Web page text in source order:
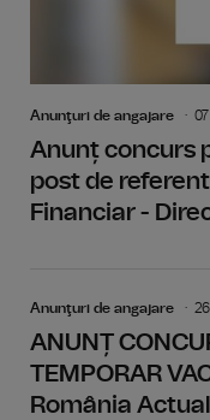
Anunţuri de angajare
Anunț concurs
post de
Financiar -
Anunţuri de angajare
ANUNȚ
TEMPORAR
România